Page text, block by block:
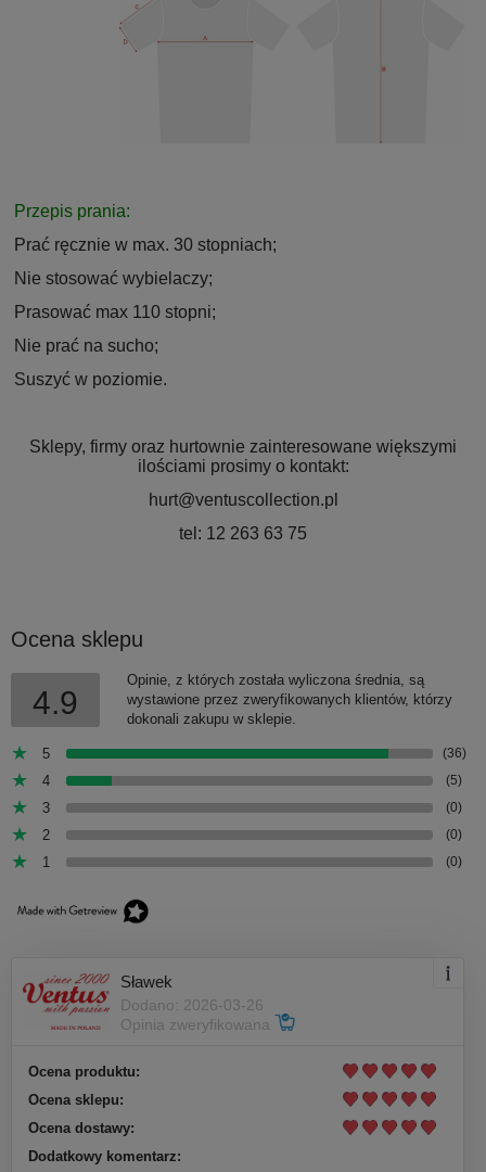
Przepis prania:
Prać ręcznie w max. 30 stopniach;
Nie stosować wybielaczy;
Prasować max 110 stopni;
Nie prać na sucho;
Suszyć w poziomie.
Sklepy, firmy oraz hurtownie zainteresowane większymi
ilościami prosimy o kontakt:
hurt@ventuscollection.pl
tel: 12 263 63 75
Ocena sklepu
4.9
Opinie, z których została wyliczona średnia, są
wystawione przez zweryfikowanych klientów, którzy
dokonali zakupu w sklepie.
5 (36)
4 (5)
3 (0)
2 (0)
1 (0)
Sławek
Dodano: 2026-03-26
Opinia zweryfikowana
Ocena produktu:
Ocena sklepu:
Ocena dostawy:
Dodatkowy komentarz: